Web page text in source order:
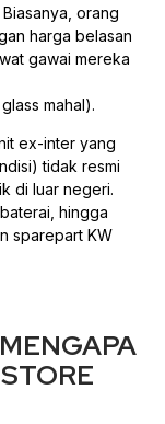
orang
harga belasan
gawai mereka
mahal).
ex-inter yang
tidak resmi
di luar negeri.
hingga
sparepart KW